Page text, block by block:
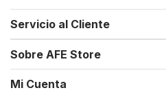
Servicio al Cliente
Sobre AFE Store
Mi Cuenta